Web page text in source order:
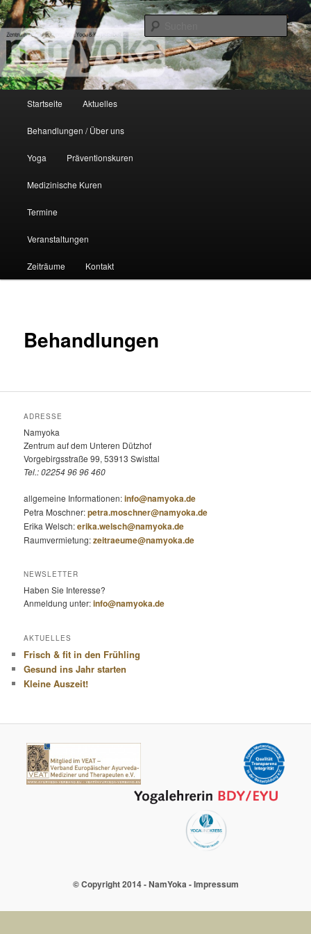
NamYoka
Zentrum auf dem Unteren Dützhof
Zum Inhalt wechseln
Zum sekundären Inhalt wechseln
Startseite Aktuelles
Behandlungen / Über uns
Yoga Präventionskuren
Medizinische Kuren
Termine
Veranstaltungen
Zeiträume Kontakt
Behandlungen
ADRESSE
Namyoka
Zentrum auf dem Unteren Dützhof
Vorgebirgsstraße 99, 53913 Swisttal
Tel.: 02254 96 96 460
allgemeine Informationen:info@namyoka.de
Petra Moschner:petra.moschner@namyoka.de
Erika Welsch:erika.welsch@namyoka.de
Raumvermietung:zeitraeume@namyoka.de
NEWSLETTER
Haben Sie Interesse?
Anmeldung unter:info@namyoka.de
AKTUELLES
Frisch & fit in den Frühling
Gesund ins Jahr starten
Kleine Auszeit!
© Copyright 2014 - NamYoka -Impressum